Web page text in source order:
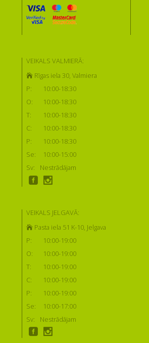
VEIKALS VALMIERĀ:
Rīgas iela 30, Valmiera
P:
10:00-18:30
O:
10:00-18:30
T:
10:00-18:30
C:
10:00-18:30
P:
10:00-18:30
Se:
10:00-15:00
Sv:
Nestrādājam
VEIKALS JELGAVĀ:
Pasta iela 51 K-10, Jelgava
P:
10:00-19:00
O:
10:00-19:00
T:
10:00-19:00
C:
10:00-19:00
P:
10:00-19:00
Se:
10:00-17:00
Sv:
Nestrādājam